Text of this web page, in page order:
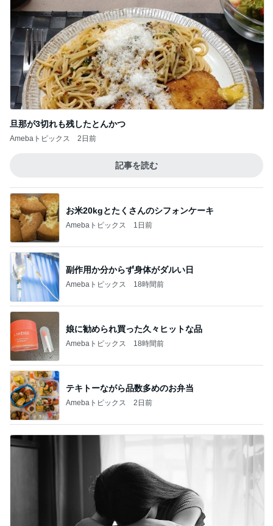
旦那が3切れも残したとんかつ
Amebaトピックス 2日前
記事を読む
お米20kgとたくさんのシフォンケーキ
Amebaトピックス 1日前
副作用か分からず身体がダルい日
Amebaトピックス 18時間前
娘に勧められ買った久々ヒットな品
Amebaトピックス 18時間前
テキトーながら品数多めのお弁当
Amebaトピックス 2日前